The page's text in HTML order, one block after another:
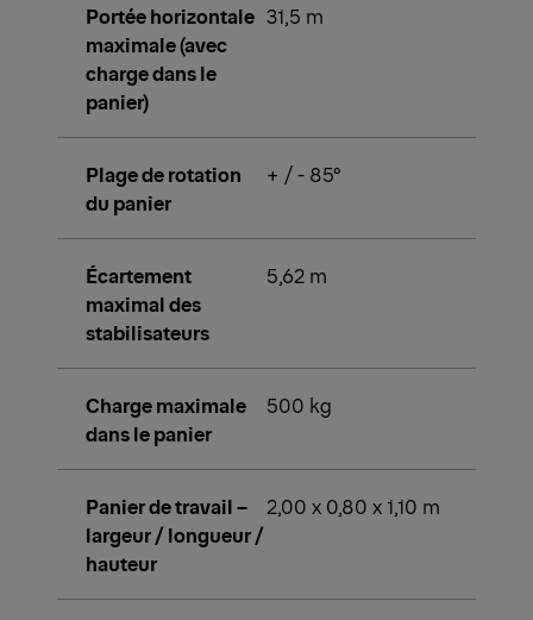
Portée horizontale
maximale (avec
charge dans le
panier)
31,5 m
Plage de rotation
du panier
+ / - 85°
Écartement
maximal des
stabilisateurs
5,62 m
Charge maximale
dans le panier
500 kg
Panier de travail –
largeur / longueur /
hauteur
2,00 x 0,80 x 1,10 m